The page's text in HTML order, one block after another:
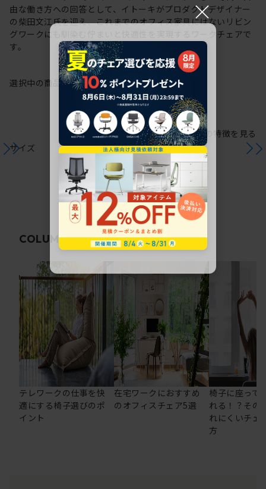
由な働き方への回答として、イトーキがプロダクトデザイナー
の柴田文江氏を迎え、これまでのオフィス家具にはないリビン
グワークにも馴染む佇まいと快適性を実現するワークチェアで
す。
選択中の商品情報保証注意事項
サイズ
シリーズの特徴を見る
COLUMN関連コラム
テレワークの仕事を快
適にする椅子選びのポ
イント
在宅ワークにおすすめ
のオフィスチェア5選
椅子に座って
れる！？その
れにくいチェ
方
×